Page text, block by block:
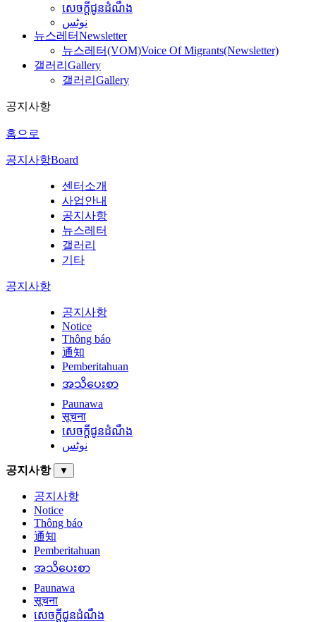
សេចក្តីជូនដំណឹង
نوٹس
뉴스레터Newsletter
뉴스레터(VOM)Voice Of Migrants(Newsletter)
갤러리 Gallery
갤러리 Gallery
공지사항
홈으로
공지사항Board
센터소개
사업안내
공지사항
뉴스레터
갤러리
기타
공지사항
공지사항
Notice
Thông báo
通知
Pemberitahuan
အသိပေးစာ
Paunawa
सूचना
សេចក្តីជូនដំណឹង
نوٹس
공지사항 ▼
공지사항
Notice
Thông báo
通知
Pemberitahuan
အသိပေးစာ
Paunawa
सूचना
សេចក្តីជូនដំណឹង